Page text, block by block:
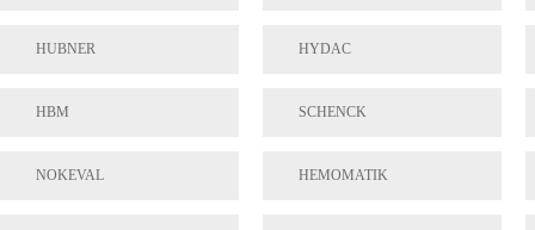
HUBNER HYDAC
HBM SCHENCK
NOKEVAL HEMOMATIK